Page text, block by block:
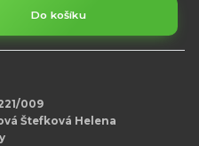
Do košíku
009
Štefková Helena